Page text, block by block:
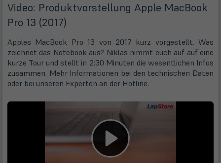
Video: Produktvorstellung Apple MacBook
Pro 13 (2017)
Apples MacBook Pro 13 von 2017 kurz vorgestellt. Was
zeichnet das Notebook aus? Niklas nimmt euch auf auf eine
kurze Tour und stellt in 2:30 Minuten die wesentlichen Infos
zusammen. Mehr Informationen bei den technischen Daten
oder bei unseren Experten an der Hotline.